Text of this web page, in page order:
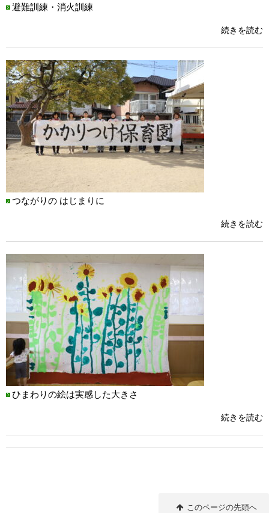
避難訓練・消火訓練
続きを読む
つながりの はじまりに
続きを読む
ひまわりの絵は実感した大きさ
続きを読む
このページの先頭へ